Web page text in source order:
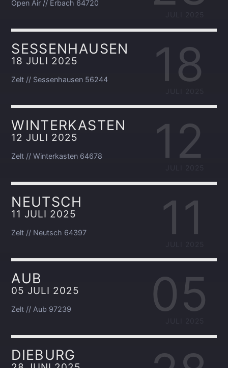
Open Air // Erbach 64720
18
SESSENHAUSEN
18 JULI 2025
Zelt // Sessenhausen 56244
12
WINTERKASTEN
12 JULI 2025
Zelt // Winterkasten 64678
11
NEUTSCH
11 JULI 2025
Zelt // Neutsch 64397
05
AUB
05 JULI 2025
Zelt // Aub 97239
DIEBURG